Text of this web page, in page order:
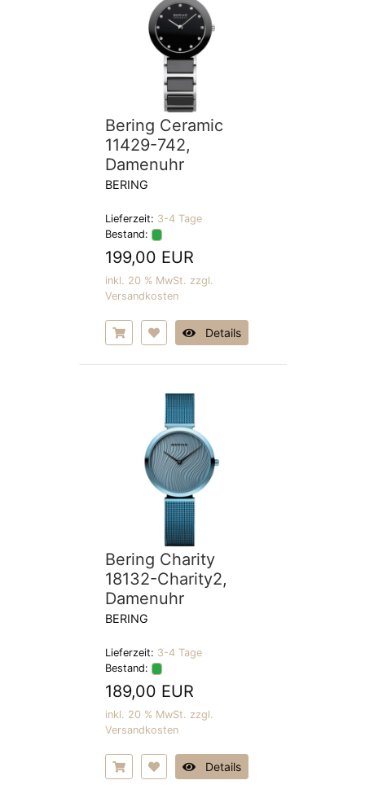
Bering Ceramic
11429-742,
Damenuhr
BERING
Lieferzeit: 3-4 Tage
Bestand:
199,00 EUR
inkl. 20 % MwSt. zzgl.
Versandkosten
Details
Bering Charity
18132-Charity2,
Damenuhr
BERING
Lieferzeit: 3-4 Tage
Bestand:
189,00 EUR
inkl. 20 % MwSt. zzgl.
Versandkosten
Details